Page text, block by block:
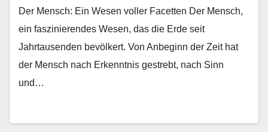
Der Mensch: Ein Wesen voller Facetten Der Mensch,
ein faszinierendes Wesen, das die Erde seit
Jahrtausenden bevölkert. Von Anbeginn der Zeit hat
der Mensch nach Erkenntnis gestrebt, nach Sinn
und…